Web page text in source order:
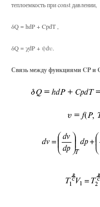
теплоемкость при const давлении,
δQ = hdP + CpdT ,
δQ = χdP + ψdυ.
Связь между функциями CP и